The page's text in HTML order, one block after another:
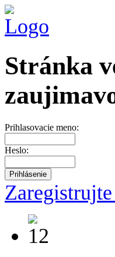
Stránka
Prihlasovacie meno:
Heslo:
Zaregistrujte